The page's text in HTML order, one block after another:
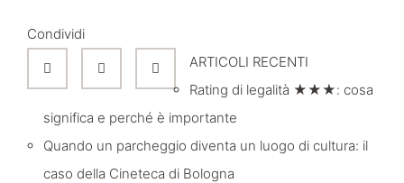
Condividi
ARTICOLI RECENTI
Rating di legalità ★★★: cosa
significa e perché è importante
Quando un parcheggio diventa un luogo di cultura: il
caso della Cineteca di Bologna